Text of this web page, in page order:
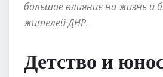
большое влияние на жизнь и
жителей ДНР.
Детство и